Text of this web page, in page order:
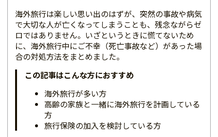
海外旅行は楽しい思い出のはずが、突然の事故や病気
で大切な人が亡くなってしまうことも、残念ながらゼ
ロではありません。いざというときに慌てないため
に、海外旅行中にご不幸（死亡事故など）があった場
合の対処方法をまとめました。
この記事はこんな方におすすめ
海外旅行が多い方
高齢の家族と一緒に海外旅行を計画している
方
旅行保険の加入を検討している方